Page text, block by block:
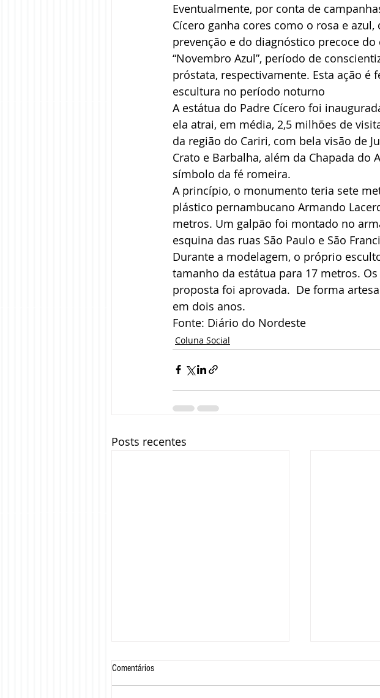
Eventualmente, por conta de
Cícero ganha cores como o rosa e
prevenção e do diagnóstico precoce
“Novembro Azul”, período de
próstata, respectivamente. Esta ação
escultura no período noturno
A estátua do Padre Cícero foi
ela atrai, em média, 2,5 milhões de
da região do Cariri, com bela visão de
Crato e Barbalha, além da Chapada
símbolo da fé romeira.
A princípio, o monumento teria sete
plástico pernambucano Armando
metros. Um galpão foi montado no
esquina das ruas São Paulo e São
Durante a modelagem, o próprio
tamanho da estátua para 17 metros.
proposta foi aprovada.  De forma
em dois anos.
Fonte: Diário do Nordeste
Coluna Social
Posts recentes
Comentários